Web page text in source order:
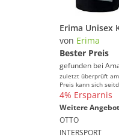
von Erima
Bester Preis
gefunden bei
zuletzt überprüft
Preis kann sich
4% Ersparnis
Weitere
OTTO
INTERSPORT